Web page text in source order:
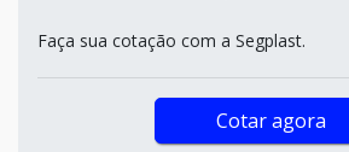
Faça sua cotação com a Segplast.
Cotar agora